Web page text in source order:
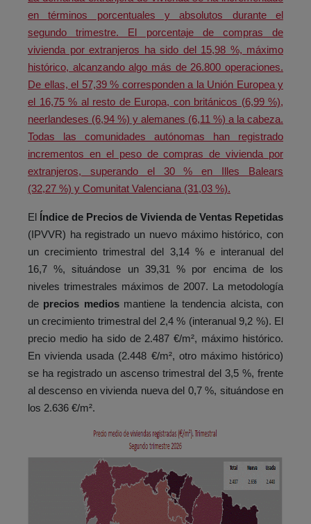
en términos porcentuales y absolutos durante el
segundo trimestre. El porcentaje de compras de
vivienda por extranjeros ha sido del 15,98 %, máximo
histórico, alcanzando algo más de 26.800 operaciones.
De ellas, el 57,39 % corresponden a la Unión Europea y
el 16,75 % al resto de Europa, con británicos (6,99 %),
neerlandeses (6,94 %) y alemanes (6,11 %) a la cabeza.
Todas las comunidades autónomas han registrado
incrementos en el peso de compras de vivienda por
extranjeros, superando el 30 % en Illes Balears
(32,27 %) y Comunitat Valenciana (31,03 %).
El Índice de Precios de Vivienda de Ventas Repetidas
(IPVVR) ha registrado un nuevo máximo histórico, con
un crecimiento trimestral del 3,14 % e interanual del
16,7 %, situándose un 39,31 % por encima de los
niveles trimestrales máximos de 2007. La metodología
de precios mediosmantiene la tendencia alcista, con
un crecimiento trimestral del 2,4 % (interanual 9,2 %). El
precio medio ha sido de 2.487 €/m², máximo histórico.
En vivienda usada (2.448 €/m², otro máximo histórico)
se ha registrado un ascenso trimestral del 3,5 %, frente
al descenso en vivienda nueva del 0,7 %, situándose en
los 2.636 €/m².